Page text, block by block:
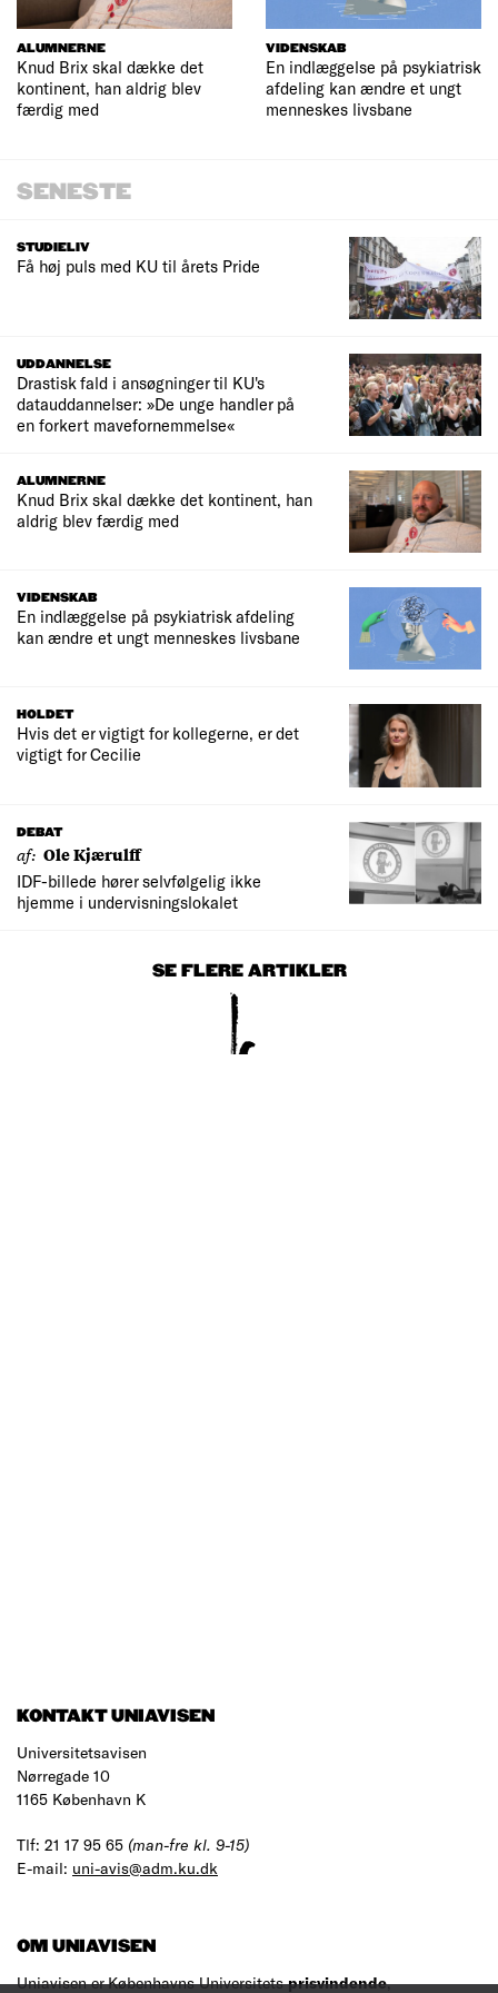
ALUMNERNE
Knud Brix skal dække det
kontinent, han aldrig blev
færdig med
VIDENSKAB
En indlæggelse på psykiatrisk
afdeling kan ændre et ungt
menneskes livsbane
SENESTE
STUDIELIV
Få høj puls med KU til årets Pride
UDDANNELSE
Drastisk fald i ansøgninger til KU's
datauddannelser: »De unge handler på
en forkert mavefornemmelse«
ALUMNERNE
Knud Brix skal dække det kontinent, han
aldrig blev færdig med
VIDENSKAB
En indlæggelse på psykiatrisk afdeling
kan ændre et ungt menneskes livsbane
HOLDET
Hvis det er vigtigt for kollegerne, er det
vigtigt for Cecilie
DEBAT
af: Ole Kjærulff
IDF-billede hører selvfølgelig ikke
hjemme i undervisningslokalet
SE FLERE ARTIKLER
KONTAKT UNIAVISEN
Universitetsavisen
Nørregade 10
1165 København K
Tlf: 21 17 95 65 (man-fre kl. 9-15)
E-mail: uni-avis@adm.ku.dk
OM UNIAVISEN
Uniavisen er Københavns Universitetsprisvindende,